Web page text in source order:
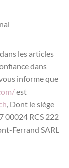
les articles
dans
informe que
est
, Dont le siège
00024 RCS 222
Ferrand SARL